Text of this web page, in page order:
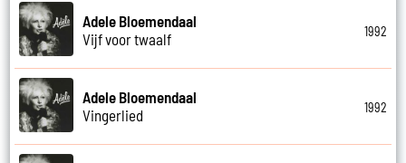
Adele Bloemendaal
Vijf voor twaalf
1992
Adele Bloemendaal
Vingerlied
1992